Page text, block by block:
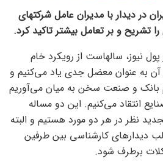
در دیدار با مدیران عامل شرکتهای
تشریح و بر تعامل بیشتر تاکید کرد.
پول نیوز، سالهاست از رویکرد خام
آن به عنوان معضل جدی یاد می‌کنیم و
بانک و صنعت سخن به میان می‌آوریم
انتقاد می‌کنیم. این دو مساله
نظر در هر دو مورد هستیم و البته
دیدار‌های کارشناسی بین طرفین
برطرف شود.